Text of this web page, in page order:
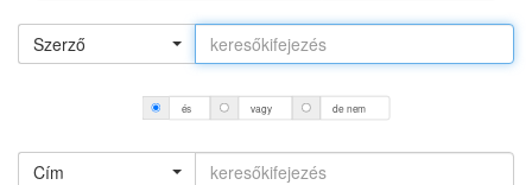
Szerző
és vagy de nem
Cím